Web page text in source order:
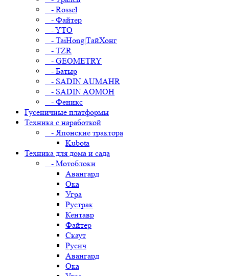
- Rossel
- Файтер
- YTO
- TaiHong|ТайХонг
- TZR
- GEOMETRY
- Батыр
- SADIN AUMAHR
- SADIN AOMOH
- Феникс
Гусеничные платформы
Техника с наработкой
- Японские трактора
Kubota
Техника для дома и сада
- Мотоблоки
Авангард
Ока
Угра
Рустрак
Кентавр
Файтер
Скаут
Русич
Авангард
Ока